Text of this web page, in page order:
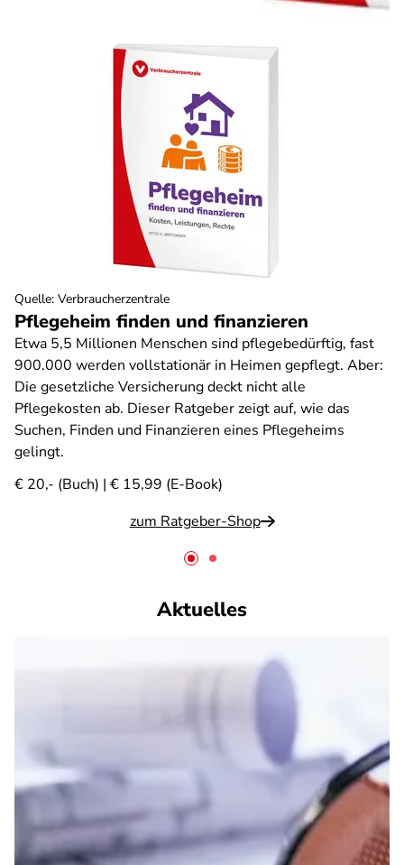
Pflegeheim finden und finanzieren
Etwa 5,5 Millionen Menschen sind pflegebedürftig, fast
900.000 werden vollstationär in Heimen gepflegt. Aber:
Die gesetzliche Versicherung deckt nicht alle
Pflegekosten ab. Dieser Ratgeber zeigt auf, wie das
Suchen, Finden und Finanzieren eines Pflegeheims
gelingt.
€ 20,- (Buch) | € 15,99 (E-Book)
zum Ratgeber-Shop
Quelle: Verbraucherzentrale
Aktuelles